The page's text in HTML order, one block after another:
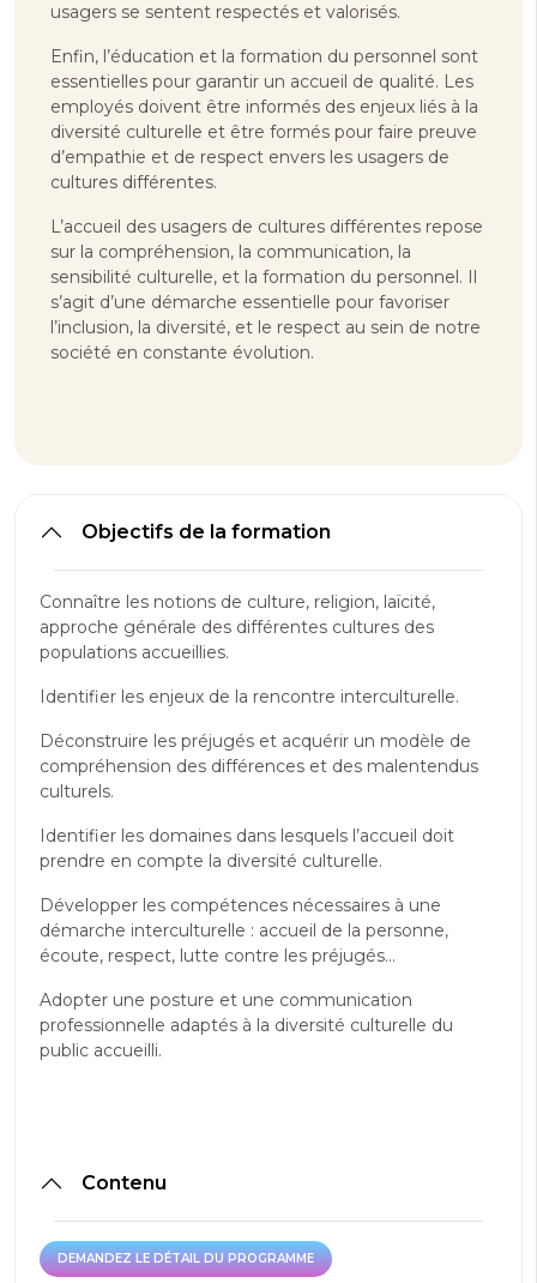
usagers se sentent respectés et valorisés.
Enfin, l’éducation et la formation du personnel sont
essentielles pour garantir un accueil de qualité. Les
employés doivent être informés des enjeux liés à la
diversité culturelle et être formés pour faire preuve
d’empathie et de respect envers les usagers de
cultures différentes.
L’accueil des usagers de cultures différentes repose
sur la compréhension, la communication, la
sensibilité culturelle, et la formation du personnel. Il
s’agit d’une démarche essentielle pour favoriser
l’inclusion, la diversité, et le respect au sein de notre
société en constante évolution.
Objectifs de la formation
Connaître les notions de culture, religion, laïcité,
approche générale des différentes cultures des
populations accueillies.
Identifier les enjeux de la rencontre interculturelle.
Déconstruire les préjugés et acquérir un modèle de
compréhension des différences et des malentendus
culturels.
Identifier les domaines dans lesquels l’accueil doit
prendre en compte la diversité culturelle.
Développer les compétences nécessaires à une
démarche interculturelle : accueil de la personne,
écoute, respect, lutte contre les préjugés…
Adopter une posture et une communication
professionnelle adaptés à la diversité culturelle du
public accueilli.
Contenu
DEMANDEZ LE DÉTAIL DU PROGRAMME
DEMANDEZ LE DÉTAIL DU PROGRAMME